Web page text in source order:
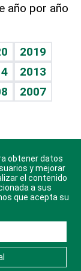
año por año
2019
2013
2007
iOS y
Libre
obtener datos
y mejorar
el contenido
a sus
que acepta su